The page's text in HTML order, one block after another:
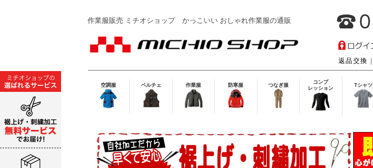
作業服販売 ミチオショップかっこいい おしゃれ作業服の通販
返品交換 ｜
空調服 ペルチェ 作業服 防寒服 つなぎ服
コンプ
レッション
Tシャツ